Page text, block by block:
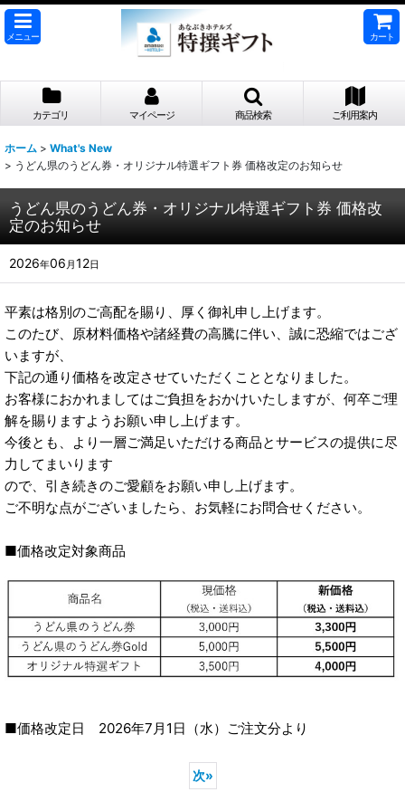
メニュー カート
カテゴリ マイページ 商品検索 ご利用案内
ホーム > What's New
> うどん県のうどん券・オリジナル特選ギフト券 価格改定のお知らせ
うどん県のうどん券・オリジナル特選ギフト券 価格改
定のお知らせ
2026年06 月 12日
平素は格別のご高配を賜り、厚く御礼申し上げます。
このたび、原材料価格や諸経費の高騰に伴い、誠に恐縮ではござ
いますが、
下記の通り価格を改定させていただくこととなりました。
お客様におかれましてはご負担をおかけいたしますが、何卒ご理
解を賜りますようお願い申し上げます。
今後とも、より一層ご満足いただける商品とサービスの提供に尽
力してまいります
ので、引き続きのご愛顧をお願い申し上げます。
ご不明な点がございましたら、お気軽にお問合せください。
■価格改定対象商品
■価格改定日 2026年7月1日（水）ご注文分より
次»